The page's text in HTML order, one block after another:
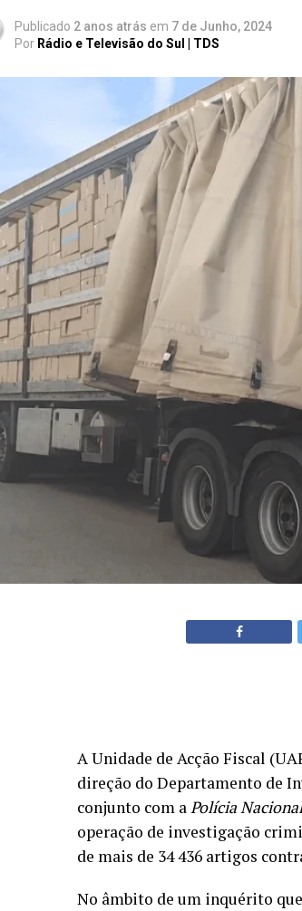
Publicado 2 anos atrás em 7 de Junho, 2024
Por Rádio e Televisão do Sul | TDS
A Unidade de Acção Fiscal
direção do Departamento de
conjunto com aPolícia
operação de investigação
de mais de 34 436 artigos
No âmbito de um inquérito